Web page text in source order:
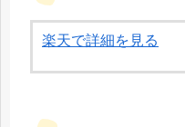
楽天で詳細を見る